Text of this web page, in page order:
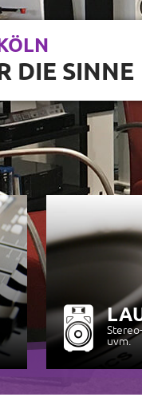
uvm.